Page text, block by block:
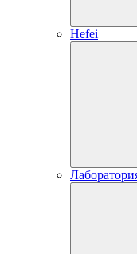
Hefei